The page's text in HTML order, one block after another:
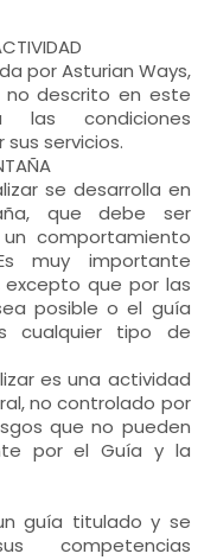
por Asturian Ways,
no descrito en este
condiciones
servicios.
se desarrolla en
que debe ser
comportamiento
muy importante
excepto que por las
posible o el guía
cualquier tipo de
es una actividad
no controlado por
que no pueden
por el Guía y la
guía titulado y se
competencias